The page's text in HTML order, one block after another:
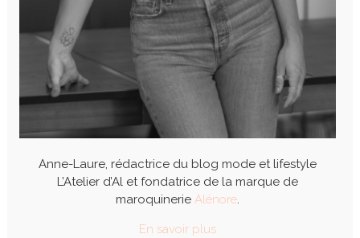
Anne-Laure, rédactrice du blog mode et lifestyle
L’Atelier d’Al et fondatrice de la marque de
maroquinerie Alénore.
En savoir plus